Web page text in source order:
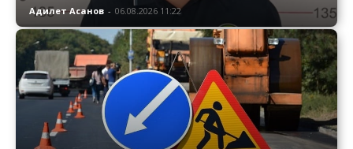
Адилет Асанов - 06.08.2026 11:22